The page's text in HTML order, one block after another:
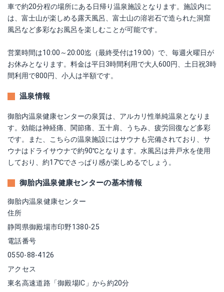
車で約20分程の場所にある日帰り温泉施設となります。施設内に
は、富士山が楽しめる露天風呂、富士山の溶岩石で造られた洞窟
風呂など多彩なお風呂を楽しむことが可能です。
営業時間は10:00～20:00迄（最終受付は19:00）で、毎週火曜日が
お休みとなります。料金は平日3時間利用で大人600円、土日祝3時
間利用で800円、小人は半額です。
温泉情報
御胎内温泉健康センターの泉質は、アルカリ性単純温泉となりま
す。効能は神経痛、関節痛、五十肩、うちみ、疲労回復など多彩
です。また、こちらの温泉施設にはサウナも完備されており、サ
ウナはドライサウナで約90℃となります。水風呂は井戸水を使用
しており、約17℃でさっぱり感が楽しめるでしょう。
御胎内温泉健康センターの基本情報
御胎内温泉健康センター
住所
静岡県御殿場市印野1380-25
電話番号
0550-88-4126
アクセス
東名高速道路「御殿場IC」から約20分